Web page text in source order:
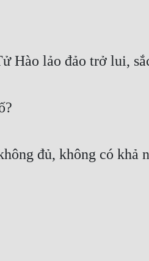
Hào lảo đảo trở lui,
đủ, không có khả